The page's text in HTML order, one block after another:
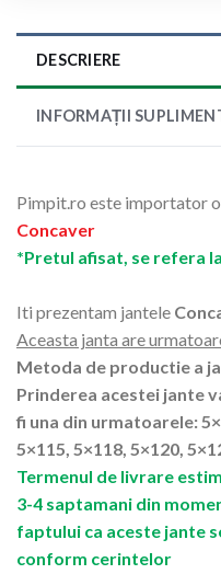
DESCRIERE
INFORMAȚII
Pimpit.ro este importator
Concaver
*Pretul afisat, se refera
Iti prezentam jantele
Aceasta janta are
Metoda de productie a
Prinderea acestei jante
fi una din urmatoarele:
5×115, 5×118, 5×120,
Termenul de livrare
3-4 saptamani din
faptului ca aceste jante
conform cerintelor